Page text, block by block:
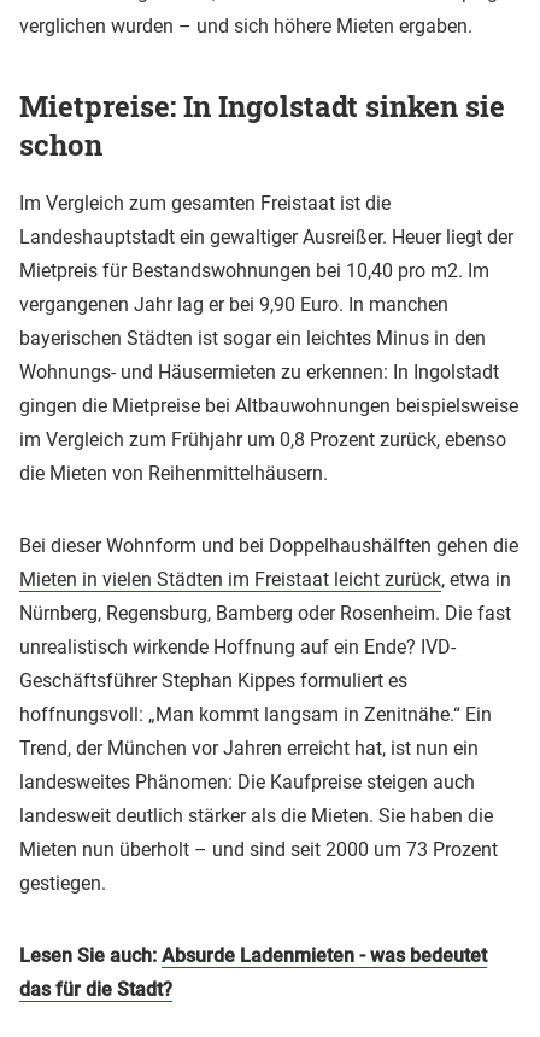
verglichen wurden – und sich höhere Mieten ergaben.
Mietpreise: In Ingolstadt sinken sie
schon
Im Vergleich zum gesamten Freistaat ist die
Landeshauptstadt ein gewaltiger Ausreißer. Heuer liegt der
Mietpreis für Bestandswohnungen bei 10,40 pro m2. Im
vergangenen Jahr lag er bei 9,90 Euro. In manchen
bayerischen Städten ist sogar ein leichtes Minus in den
Wohnungs- und Häusermieten zu erkennen: In Ingolstadt
gingen die Mietpreise bei Altbauwohnungen beispielsweise
im Vergleich zum Frühjahr um 0,8 Prozent zurück, ebenso
die Mieten von Reihenmittelhäusern.
Bei dieser Wohnform und bei Doppelhaushälften gehen die
Mieten in vielen Städten im Freistaat leicht zurück, etwa in
Nürnberg, Regensburg, Bamberg oder Rosenheim. Die fast
unrealistisch wirkende Hoffnung auf ein Ende? IVD-
Geschäftsführer Stephan Kippes formuliert es
hoffnungsvoll: „Man kommt langsam in Zenitnähe.“ Ein
Trend, der München vor Jahren erreicht hat, ist nun ein
landesweites Phänomen: Die Kaufpreise steigen auch
landesweit deutlich stärker als die Mieten. Sie haben die
Mieten nun überholt – und sind seit 2000 um 73 Prozent
gestiegen.
Lesen Sie auch: Absurde Ladenmieten - was bedeutet
das für die Stadt?